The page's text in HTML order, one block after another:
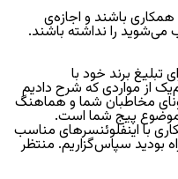
باشند و اجازه‌ی
را نداشته باشند.
تبلیغ برند خود با
از مواردی که شرح دادیم
مخاطبان شما و هماهنگ
موضوع پیج شما است.
با اینفلوئنسرهای مناسب
بودید سپاس‌گزاریم. منتظر